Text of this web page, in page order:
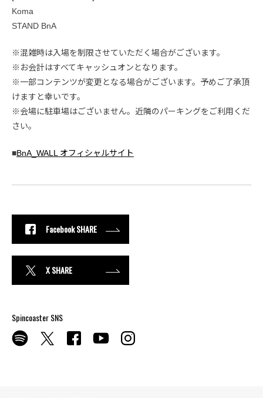
Koma
STAND BnA
※混雑時は入場を制限させていただく場合がございます。
※お会計はすべてキャッシュオンとなります。
※一部コンテンツが変更となる場合がございます。予めご了承頂
けますと幸いです。
※会場に駐車場はございません。近隣のパーキングをご利用くだ
さい。
■BnA_WALL オフィシャルサイト
Facebook SHARE
X SHARE
Spincoaster SNS